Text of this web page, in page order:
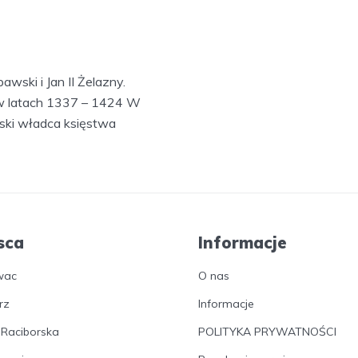
i Jan II Żelazny.
latach 1337 – 1424 W
władca księstwa
Informacje
O nas
Informacje
POLITYKA PRYWATNOŚCI